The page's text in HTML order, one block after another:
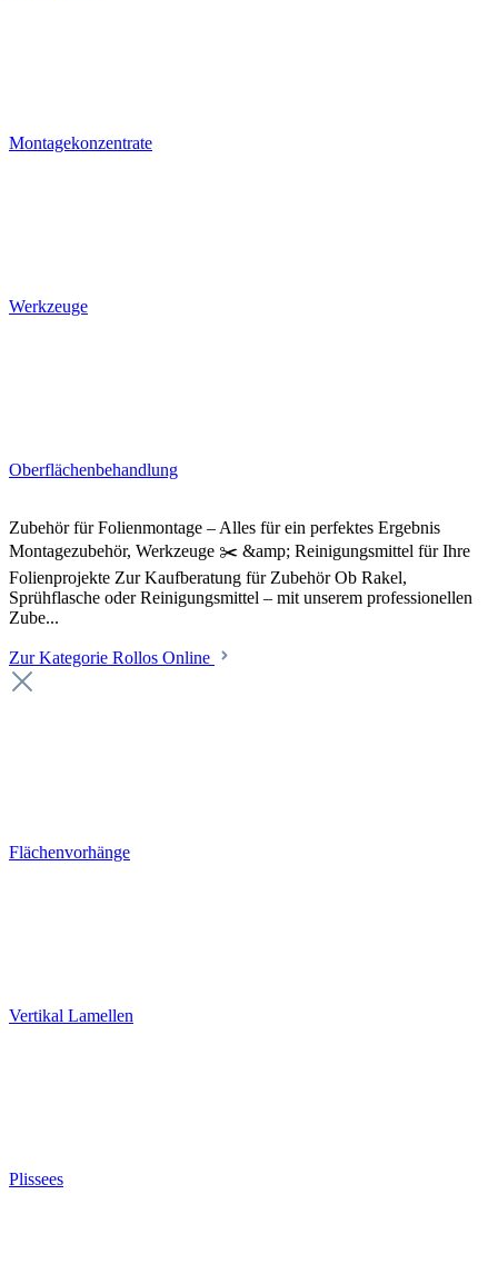
Montagekonzentrate
Werkzeuge
Oberflächenbehandlung
Zubehör für Folienmontage – Alles für ein perfektes Ergebnis
Montagezubehör, Werkzeuge ✂️ &amp; Reinigungsmittel für Ihre
Folienprojekte Zur Kaufberatung für Zubehör Ob Rakel,
Sprühflasche oder Reinigungsmittel – mit unserem professionellen
Zube...
Zur Kategorie Rollos Online
Flächenvorhänge
Vertikal Lamellen
Plissees